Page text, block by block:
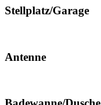
Stellplatz/Garage
Antenne